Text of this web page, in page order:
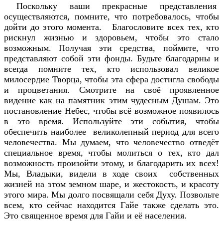
Поскольку ваши прекрасные представления
осуществляются, помните, что потребовалось, чтобы
дойти до этого момента. Благословите всех тех, кто
рискнул жизнью и здоровьем, чтобы это стало
возможным. Получая эти средства, поймите, что
представляют собой эти фонды. Будьте благодарны и
всегда помните тех, кто использовал великое
милосердие Творца, чтобы эта сфера достигла свободы
и процветания. Смотрите на своё проявленное
видение как на памятник этим чудесным Душам. Это
постановление Небес, чтобы всё возможное появилось
в это время. Используйте эти события, чтобы
обеспечить наиболее великолепный период для всего
человечества. Мы думаем, что человечество отведёт
специальное время, чтобы молиться о тех, кто дал
возможность произойти этому, и благодарить их всех!
Мы, Владыки, видели в ходе своих собственных
жизней на этом земном шаре, и жестокость, и красоту
этого мира. Мы долго посвящали себя Духу. Позвольте
всем, кто сейчас находится Гайе также сделать это.
Это священное время для Гайи и её населения.